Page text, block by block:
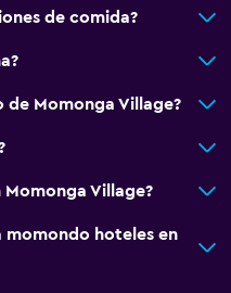
de comida?
de Momonga Village?
Momonga Village?
momondo hoteles en